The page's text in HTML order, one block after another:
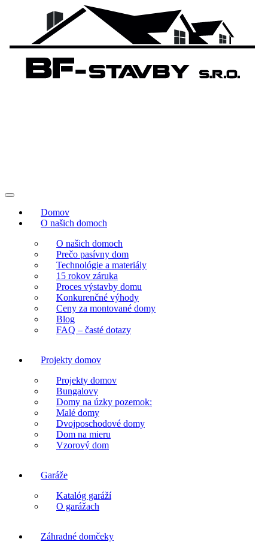
Domov
O našich domoch
O našich domoch
Prečo pasívny dom
Technológie a materiály
15 rokov záruka
Proces výstavby domu
Konkurenčné výhody
Ceny za montované domy
Blog
FAQ – časté dotazy
Projekty domov
Projekty domov
Bungalovy
Domy na úzky pozemok:
Malé domy
Dvojposchodové domy
Dom na mieru
Vzorový dom
Garáže
Katalóg garáží
O garážach
Záhradné domčeky